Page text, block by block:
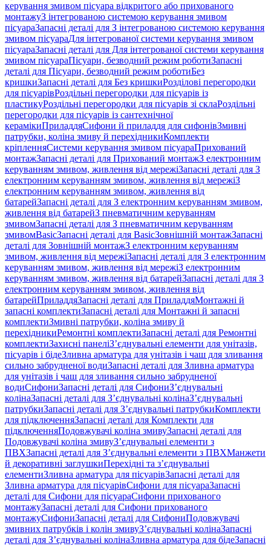
керування змивом пісуара відкритого або прихованого
монтажуЗ інтегрованою системою керування змивом
пісуараЗапасні деталі для З інтегрованою системою керування
змивом пісуараДля інтегрованої системи керування змивом
пісуараЗапасні деталі для Для інтегрованої системи керування
змивом пісуараПісуари, безводний режим роботиЗапасні
деталі для Пісуари, безводний режим роботиБез
кришкиЗапасні деталі для Без кришкиРозділові перегородки
для пісуарівРоздільні перегородки для пісуарів із
пластикуРоздільні перегородки для пісуарів зі склаРоздільні
перегородки для пісуарів із сантехнічної
керамікиПриладдяСифони й приладдя для сифонівЗмивні
патрубки, коліна змиву й перехідникиКомплекти
кріпленняСистеми керування змивом пісуараПрихований
монтажЗапасні деталі для Прихований монтажЗ електронним
керуванням змивом, живлення від мережіЗапасні деталі для З
електронним керуванням змивом, живлення від мережіЗ
електронним керуванням змивом, живлення від
батарейЗапасні деталі для З електронним керуванням змивом,
живлення від батарейЗ пневматичним керуванням
змивомЗапасні деталі для З пневматичним керуванням
змивомBasicЗапасні деталі для BasicЗовнішній монтажЗапасні
деталі для Зовнішній монтажЗ електронним керуванням
змивом, живлення від мережіЗапасні деталі для З електронним
керуванням змивом, живлення від мережіЗ електронним
керуванням змивом, живлення від батарейЗапасні деталі для З
електронним керуванням змивом, живлення від
батарейПриладдяЗапасні деталі для ПриладдяМонтажні й
запасні комплектиЗапасні деталі для Монтажні й запасні
комплектиЗмивні патрубки, коліна змиву й
перехідникиРемонтні комплектиЗапасні деталі для Ремонтні
комплектиЗахисні панеліЗ’єднувальні елементи для унітазів,
пісуарів і бідеЗливна арматура для унітазів і чаш для зливання
сильно забрудненої водиЗапасні деталі для Зливна арматура
для унітазів і чаш для зливання сильно забрудненої
водиСифониЗапасні деталі для СифониЗ’єднувальні
колінаЗапасні деталі для З’єднувальні колінаЗ’єднувальні
патрубкиЗапасні деталі для З’єднувальні патрубкиКомплекти
для підключенняЗапасні деталі для Комплекти для
підключенняПодовжувачі коліна змивуЗапасні деталі для
Подовжувачі коліна змивуЗ’єднувальні елементи з
ПВХЗапасні деталі для З’єднувальні елементи з ПВХМанжети
й декоративні заглушкиПерехідні та з’єднувальні
елементиЗливна арматура для пісуарівЗапасні деталі для
Зливна арматура для пісуарівСифони для пісуараЗапасні
деталі для Сифони для пісуараСифони прихованого
монтажуЗапасні деталі для Сифони прихованого
монтажуСифониЗапасні деталі для СифониПодовжувачі
змивних патрубків і колін змивуЗ’єднувальні колінаЗапасні
деталі для З’єднувальні колінаЗливна арматура для бідеЗапасні